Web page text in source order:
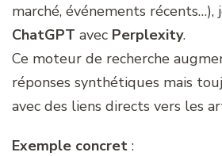
marché, événements récents…),
ChatGPT avec Perplexity.
Ce moteur de recherche
réponses synthétiques mais
avec des liens directs vers les
Exemple concret :